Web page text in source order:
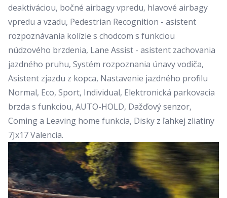
deaktiváciou, bočné airbagy vpredu, hlavové airbagy
vpredu a vzadu, Pedestrian Recognition - asistent
rozpoznávania kolízie s chodcom s funkciou
núdzového brzdenia, Lane Assist - asistent zachovania
jazdného pruhu, Systém rozpoznania únavy vodiča,
Asistent zjazdu z kopca, Nastavenie jazdného profilu
Normal, Eco, Sport, Individual, Elektronická parkovacia
brzda s funkciou, AUTO-HOLD, Dažďový senzor,
Coming a Leaving home funkcia, Disky z ľahkej zliatiny
7Jx17 Valencia.